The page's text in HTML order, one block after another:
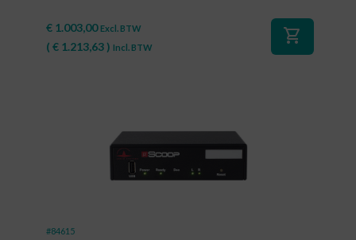
€ 1.003,00 Excl. BTW
( € 1.213,63) Incl. BTW
shopping_cart
#84615